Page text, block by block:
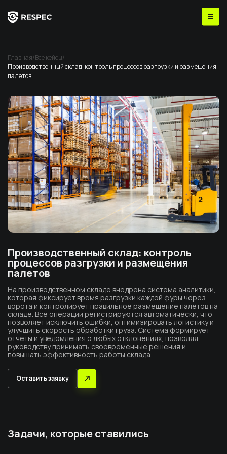
Главная/Все кейсы/
Производственный склад: контроль процессов разгрузки и размещения
палетов
Производственный склад: контроль
процессов разгрузки и размещения
палетов
На производственном складе внедрена система аналитики,
которая фиксирует время разгрузки каждой фуры через
ворота и контролирует правильное размещение палетов на
складе. Все операции регистрируются автоматически, что
позволяет исключить ошибки, оптимизировать логистику и
улучшить скорость обработки груза. Система формирует
отчеты и уведомления о любых отклонениях, позволяя
руководству принимать своевременные решения и
повышать эффективность работы склада.
Оставить заявку
Задачи, которые ставились